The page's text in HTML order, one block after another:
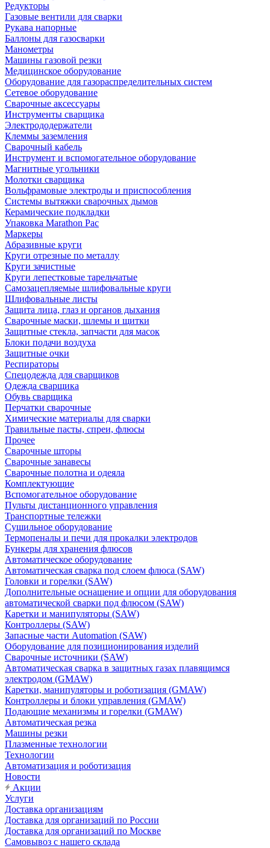
Редукторы
Газовые вентили для сварки
Рукава напорные
Баллоны для газосварки
Манометры
Машины газовой резки
Медицинское оборудование
Оборудование для газораспределительных систем
Сетевое оборудование
Сварочные аксессуары
Инструменты сварщика
Электрододержатели
Клеммы заземления
Сварочный кабель
Инструмент и вспомогательное оборудование
Магнитные угольники
Молотки сварщика
Вольфрамовые электроды и приспособления
Системы вытяжки сварочных дымов
Керамические подкладки
Упаковка Marathon Pac
Маркеры
Абразивные круги
Круги отрезные по металлу
Круги зачистные
Круги лепестковые тарельчатые
Самозацепляемые шлифовальные круги
Шлифовальные листы
Защита лица, глаз и органов дыхания
Сварочные маски, шлемы и щитки
Защитные стекла, запчасти для масок
Блоки подачи воздуха
Защитные очки
Респираторы
Спецодежда для сварщиков
Одежда сварщика
Обувь сварщика
Перчатки сварочные
Химические материалы для сварки
Травильные пасты, спреи, флюсы
Прочее
Сварочные шторы
Сварочные занавесы
Сварочные полотна и одеяла
Комплектующие
Вспомогательное оборудование
Пульты дистанционного управления
Транспортные тележки
Сушильное оборудование
Термопеналы и печи для прокалки электродов
Бункеры для хранения флюсов
Автоматическое оборудование
Автоматическая сварка под слоем флюса (SAW)
Головки и горелки (SAW)
Дополнительные оснащение и опции для оборудования
автоматической сварки под флюсом (SAW)
Каретки и манипуляторы (SAW)
Контроллеры (SAW)
Запасные части Automation (SAW)
Оборудование для позиционирования изделий
Сварочные источники (SAW)
Автоматическая сварка в защитных газах плавящимся
электродом (GMAW)
Каретки, манипуляторы и роботизация (GMAW)
Контроллеры и блоки управления (GMAW)
Подающие механизмы и горелки (GMAW)
Автоматическая резка
Машины резки
Плазменные технологии
Технологии
Автоматизация и роботизация
Новости
Акции
Услуги
Доставка организациям
Доставка для организаций по России
Доставка для организаций по Москве
Самовывоз с нашего склада